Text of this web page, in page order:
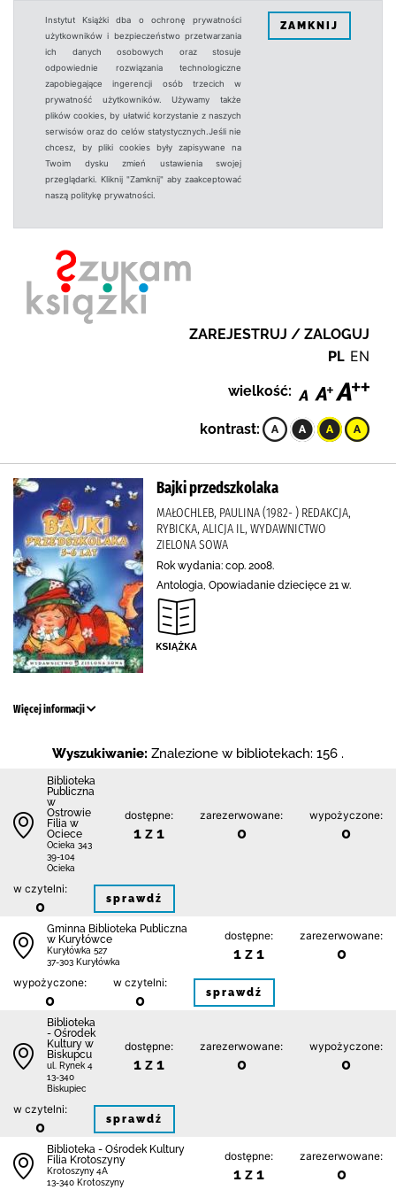
Instytut Książki dba o ochronę prywatności
użytkowników i bezpieczeństwo przetwarzania
ich danych osobowych oraz stosuje
odpowiednie rozwiązania technologiczne
zapobiegające ingerencji osób trzecich w
prywatność użytkowników. Używamy także
plików cookies, by ułatwić korzystanie z naszych
serwisów oraz do celów statystycznych.Jeśli nie
chcesz, by pliki cookies były zapisywane na
Twoim dysku zmień ustawienia swojej
przeglądarki. Kliknij "Zamknij" aby zaakceptować
naszą politykę prywatności.
ZAMKNIJ
ZAREJESTRUJ / ZALOGUJ
PL EN
wielkość:
kontrast:
Bajki przedszkolaka
MAŁOCHLEB, PAULINA (1982- ) REDAKCJA,
RYBICKA, ALICJA IL, WYDAWNICTWO
ZIELONA SOWA
Rok wydania: cop. 2008.
Antologia, Opowiadanie dziecięce 21 w.
Więcej informacji
Wyszukiwanie: Znalezione w bibliotekach: 156 .
Biblioteka
Publiczna
w
Ostrowie
Filia w
Ociece
Ocieka 343
39-104
Ocieka
dostępne:
1 z 1
zarezerwowane:
0
wypożyczone:
0
w czytelni:
0 sprawdź
Gminna Biblioteka Publiczna
w Kuryłówce
Kuryłówka 527
37-303 Kuryłówka
dostępne:
1 z 1
zarezerwowane:
0
wypożyczone:
0
w czytelni:
0 sprawdź
Biblioteka
- Ośrodek
Kultury w
Biskupcu
ul. Rynek 4
13-340
Biskupiec
dostępne:
1 z 1
zarezerwowane:
0
wypożyczone:
0
w czytelni:
0 sprawdź
Biblioteka - Ośrodek Kultury
Filia Krotoszyny
Krotoszyny 4A
13-340 Krotoszyny
dostępne:
1 z 1
zarezerwowane:
0